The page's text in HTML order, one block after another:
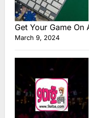
Get Your Game On
March 9, 2024